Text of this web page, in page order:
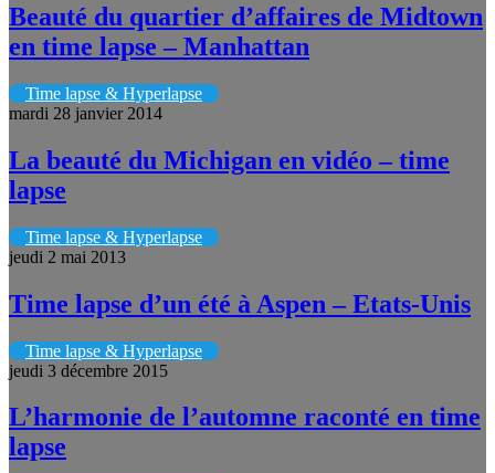
Beauté du quartier d’affaires de Midtown
en time lapse – Manhattan
Time lapse & Hyperlapse
mardi 28 janvier 2014
La beauté du Michigan en vidéo – time
lapse
Time lapse & Hyperlapse
jeudi 2 mai 2013
Time lapse d’un été à Aspen – Etats-Unis
Time lapse & Hyperlapse
jeudi 3 décembre 2015
L’harmonie de l’automne raconté en time
lapse